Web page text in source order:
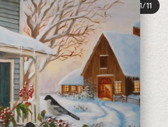
1/11